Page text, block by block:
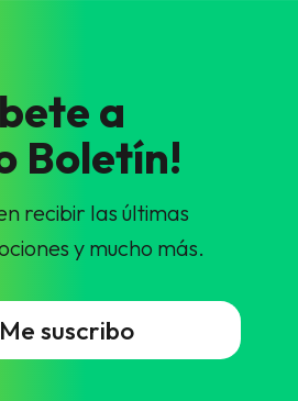
a
Boletín!
recibir las últimas
y mucho más.
suscribo